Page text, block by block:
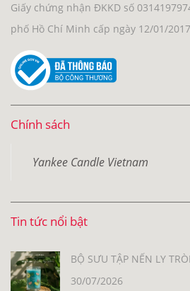
Giấy chứng nhận ĐKKD số
phố Hồ Chí Minh cấp ngày 12/01/2017
Chính sách
Yankee Candle Vietnam
Tin tức nổi bật
BỘ SƯU TẬP NẾN LY
30/07/2026